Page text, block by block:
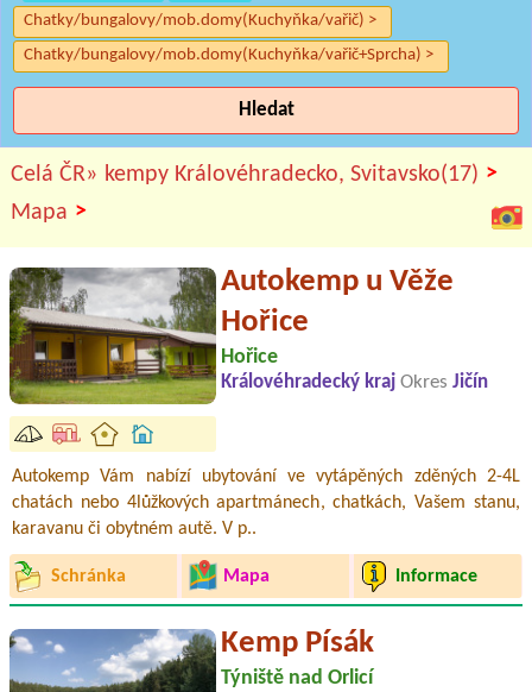
Chatky/bungalovy/mob.domy(Kuchyňka/vařič) >
Chatky/bungalovy/mob.domy(Kuchyňka/vařič+Sprcha) >
Hledat
Celá ČR» kempy Královéhradecko, Svitavsko(17) >
Mapa >
Autokemp u Věže
Hořice
Hořice
Královéhradecký kraj Okres Jičín
Autokemp Vám nabízí ubytování ve vytápěných zděných 2-4L
chatách nebo 4lůžkových apartmánech, chatkách, Vašem stanu,
karavanu či obytném autě. V p..
Schránka Mapa Informace
Kemp Písák
Týniště nad Orlicí